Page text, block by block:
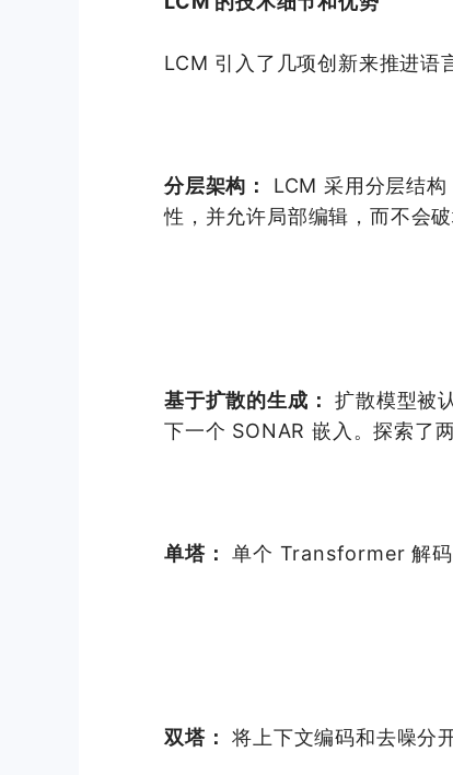
LCM 引入了几项创新来推进语
分层架构：
LCM 采用分层结
性，并允许局部编辑，而不会
基于扩散的生成：
扩散模型被
下一个 SONAR 嵌入。探索了
单塔： 单个 Transformer 解码
双塔： 将上下文编码和去噪分